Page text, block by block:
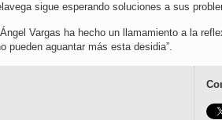
sigue esperando soluciones a sus
Vargas ha hecho un llamamiento a la
pueden aguantar más esta desidia”.